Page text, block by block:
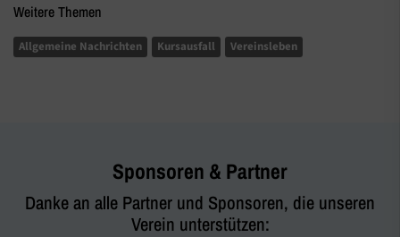
Weitere Themen
Allgemeine Nachrichten Kursausfall Vereinsleben
Sponsoren & Partner
Danke an alle Partner und Sponsoren, die unseren
Verein unterstützen: